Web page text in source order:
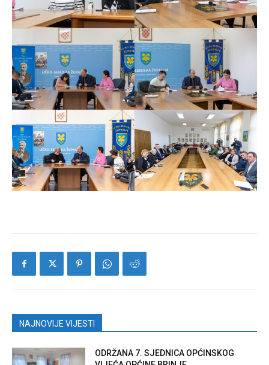
NAJNOVIJE VIJESTI
ODRŽANA 7. SJEDNICA OPĆINSKOG